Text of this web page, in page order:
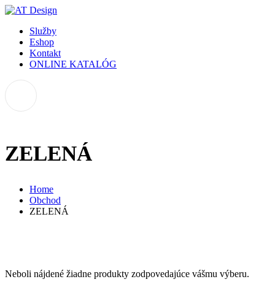
Služby
Eshop
Kontakt
ONLINE KATALÓG
ZELENÁ
Home
Obchod
ZELENÁ
Neboli nájdené žiadne produkty zodpovedajúce vášmu výberu.